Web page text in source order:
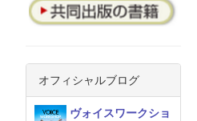
オフィシャルブログ
ヴォイスワークショ